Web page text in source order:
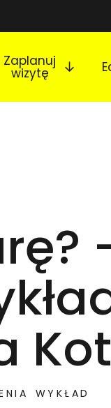
Zaplanuj
wizytę
WYKŁAD